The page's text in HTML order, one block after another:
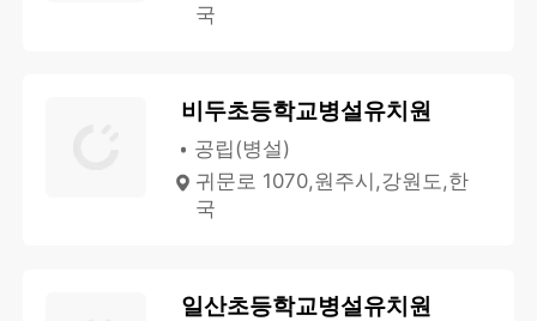
국
비두초등학교병설유치원
공립(병설)
귀문로 1070,원주시,강원도,한
국
일산초등학교병설유치원